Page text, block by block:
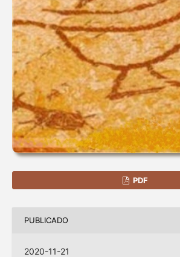
PDF
PUBLICADO
2020-11-21